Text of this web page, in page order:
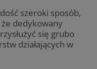
szeroki sposób,
dedykowany
się grubo
działających w